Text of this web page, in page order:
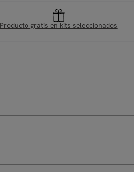
Producto gratis en kits seleccionados